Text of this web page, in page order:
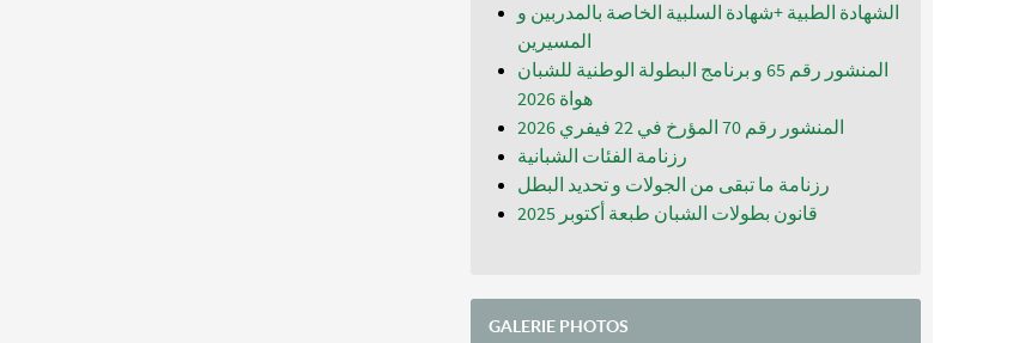
الشهادة الطبية +شهادة السلبية الخاصة بالمدربين و
المسيرين
المنشور رقم 65 و برنامج البطولة الوطنية للشبان
المنشور رقم 70 المؤرخ في 22 فيفري 2026
رزنامة الفئات الشبانية
رزنامة ما تبقى من الجولات و تحديد البطل
قانون بطولات الشبان طبعة أكتوبر 2025
GALERIE PHOTOS